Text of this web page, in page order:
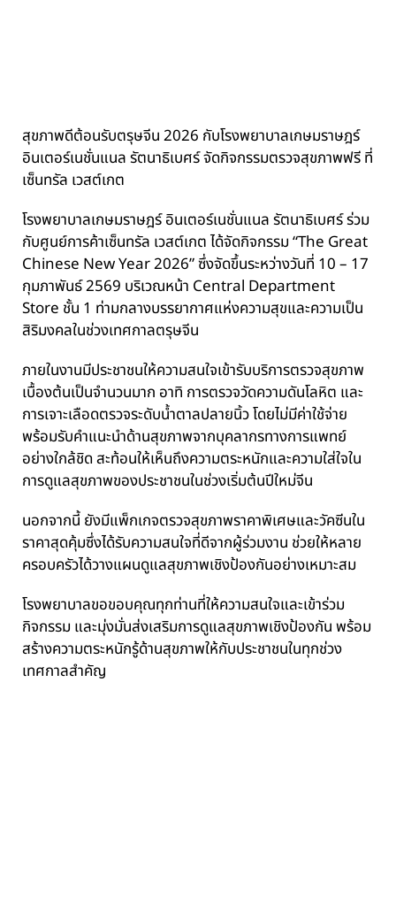
สุขภาพดีต้อนรับตรุษจีน 2026 กับโรงพยาบาลเกษมราษฎร์
อินเตอร์เนชั่นแนล รัตนาธิเบศร์ จัดกิจกรรมตรวจสุขภาพฟรี ที่
เซ็นทรัล เวสต์เกต
โรงพยาบาลเกษมราษฎร์ อินเตอร์เนชั่นแนล รัตนาธิเบศร์ร่วม
กับศูนย์การค้าเซ็นทรัล เวสต์เกตได้จัดกิจกรรม “The Great
Chinese New Year 2026” ซึ่งจัดขึ้นระหว่างวันที่ 10 – 17
กุมภาพันธ์ 2569 บริเวณหน้า Central Department
Store ชั้น 1 ท่ามกลางบรรยากาศแห่งความสุขและความเป็น
สิริมงคลในช่วงเทศกาลตรุษจีน
ภายในงานมีประชาชนให้ความสนใจเข้ารับบริการตรวจสุขภาพ
เบื้องต้นเป็นจำนวนมาก อาทิ การตรวจวัดความดันโลหิต และ
การเจาะเลือดตรวจระดับน้ำตาลปลายนิ้ว โดยไม่มีค่าใช้จ่าย
พร้อมรับคำแนะนำด้านสุขภาพจากบุคลากรทางการแพทย์
อย่างใกล้ชิด สะท้อนให้เห็นถึงความตระหนักและความใส่ใจใน
การดูแลสุขภาพของประชาชนในช่วงเริ่มต้นปีใหม่จีน
นอกจากนี้ ยังมีแพ็กเกจตรวจสุขภาพราคาพิเศษและวัคซีนใน
ราคาสุดคุ้มซึ่งได้รับความสนใจที่ดีจากผู้ร่วมงาน ช่วยให้หลาย
ครอบครัวได้วางแผนดูแลสุขภาพเชิงป้องกันอย่างเหมาะสม
โรงพยาบาลขอขอบคุณทุกท่านที่ให้ความสนใจและเข้าร่วม
กิจกรรม และมุ่งมั่นส่งเสริมการดูแลสุขภาพเชิงป้องกัน พร้อม
สร้างความตระหนักรู้ด้านสุขภาพให้กับประชาชนในทุกช่วง
เทศกาลสำคัญ